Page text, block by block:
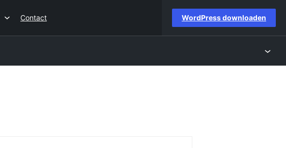
Contact WordPress downloaden